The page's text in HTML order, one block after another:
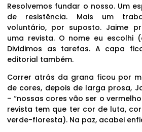
Resolvemos fundar o nosso. Um
de resistência. Mais um
voluntário, por suposto. Jaime
uma revista. O nome eu escolhi
Dividimos as tarefas. A capa
editorial também.
Correr atrás da grana ficou por
de cores, depois de larga prosa,
– “nossas cores vão ser o
revista tem que ter cor de luta,
verde-floresta). Na paz, acabei